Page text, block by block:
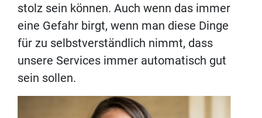
stolz sein können. Auch wenn das immer
eine Gefahr birgt, wenn man diese Dinge
für zu selbstverständlich nimmt, dass
unsere Services immer automatisch gut
sein sollen.